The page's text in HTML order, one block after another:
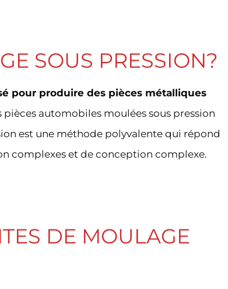
SOUS PRESSION?
pour produire des pièces métalliques
pièces automobiles moulées sous pression
est une méthode polyvalente qui répond
complexes et de conception complexe.
DE MOULAGE